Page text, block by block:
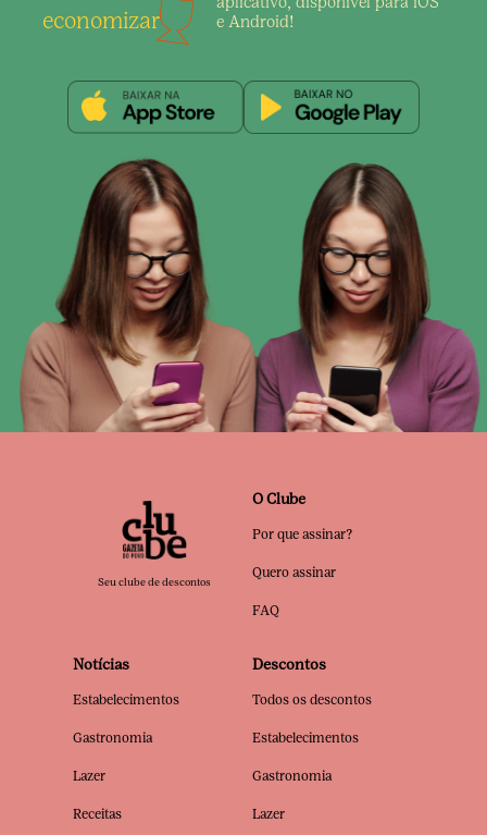
economizar
e Android!
Seu clube de descontos
O Clube
Por que assinar?
Quero assinar
FAQ
Notícias
Estabelecimentos
Gastronomia
Lazer
Receitas
Descontos
Todos os descontos
Estabelecimentos
Gastronomia
Lazer